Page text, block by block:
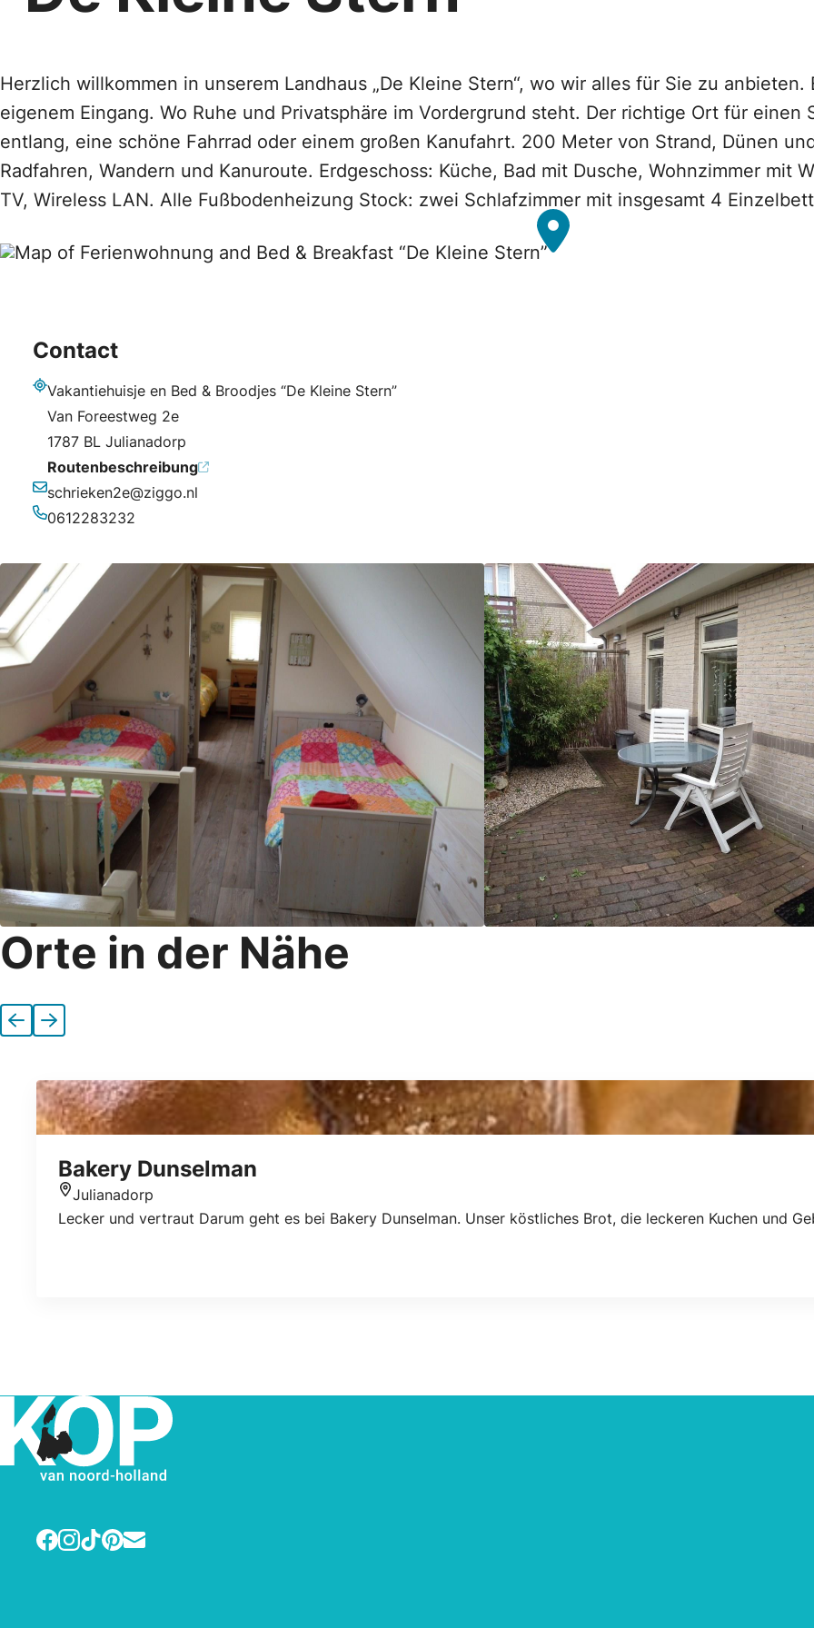
Herzlich willkommen in unserem Landhaus „De Kleine Stern“, wo wir alles für Sie zu anbieten.
eigenem Eingang. Wo Ruhe und Privatsphäre im Vordergrund steht. Der richtige Ort für einen
entlang, eine schöne Fahrrad oder einem großen Kanufahrt. 200 Meter von Strand, Dünen
Radfahren, Wandern und Kanuroute. Erdgeschoss: Küche, Bad mit Dusche, Wohnzimmer mit
TV, Wireless LAN. Alle Fußbodenheizung Stock: zwei Schlafzimmer mit insgesamt 4
Contact
Vakantiehuisje en Bed & Broodjes “De Kleine Stern”
Van Foreestweg 2e
1787 BL Julianadorp
Routenbeschreibung
E-Mail-Adresse
schrieken2e@ziggo.nl
0612283232
Orte in der Nähe
Vorherige
Nächste
Bakery Dunselman
Standort
Julianadorp
Lecker und vertraut Darum geht es bei Bakery Dunselman. Unser köstliches Brot, die leckeren Kuchen und
Facebook
Instagram
TikTok
Pinterest
E-mail